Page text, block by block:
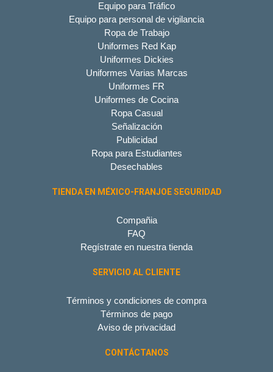
Equipo para Tráfico
Equipo para personal de vigilancia
Ropa de Trabajo
Uniformes Red Kap
Uniformes Dickies
Uniformes Varias Marcas
Uniformes FR
Uniformes de Cocina
Ropa Casual
Señalización
Publicidad
Ropa para Estudiantes
Desechables
TIENDA EN MÉXICO-FRANJOE SEGURIDAD
Compañia
FAQ
Regístrate en nuestra tienda
SERVICIO AL CLIENTE
Términos y condiciones de compra
Términos de pago
Aviso de privacidad
CONTÁCTANOS